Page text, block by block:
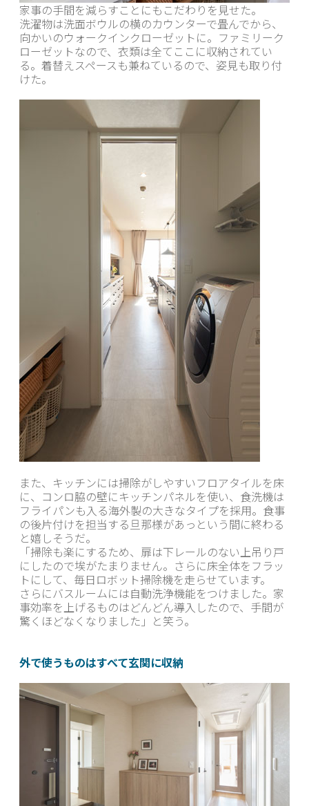
家事の手間を減らすことにもこだわりを見せた。
洗濯物は洗面ボウルの横のカウンターで畳んでから、
向かいのウォークインクローゼットに。ファミリーク
ローゼットなので、衣類は全てここに収納されてい
る。着替えスペースも兼ねているので、姿見も取り付
けた。
また、キッチンには掃除がしやすいフロアタイルを床
に、コンロ脇の壁にキッチンパネルを使い、食洗機は
フライパンも入る海外製の大きなタイプを採用。食事
の後片付けを担当する旦那様があっという間に終わる
と嬉しそうだ。
「掃除も楽にするため、扉は下レールのない上吊り戸
にしたので埃がたまりません。さらに床全体をフラッ
トにして、毎日ロボット掃除機を走らせています。
さらにバスルームには自動洗浄機能をつけました。家
事効率を上げるものはどんどん導入したので、手間が
驚くほどなくなりました」と笑う。
外で使うものはすべて玄関に収納